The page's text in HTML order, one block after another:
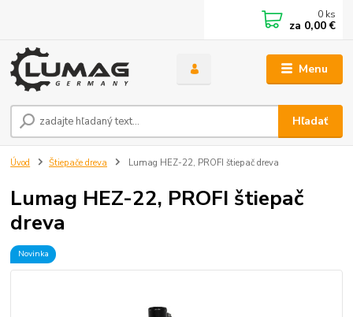
Menu
Hľadať
0 ks
za 0,00 €
Úvod Štiepače dreva Lumag HEZ-22, PROFI štiepač dreva
Lumag HEZ-22, PROFI štiepač
dreva
Novinka